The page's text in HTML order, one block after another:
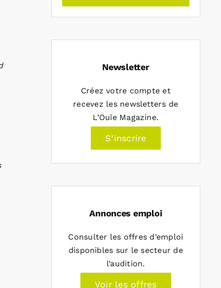
Newsletter
Créez votre compte et
recevez les newsletters de
L’Ouïe Magazine.
S’inscrire
Annonces emploi
Consulter les offres d’emploi
disponibles sur le secteur de
l’audition.
Voir les offres